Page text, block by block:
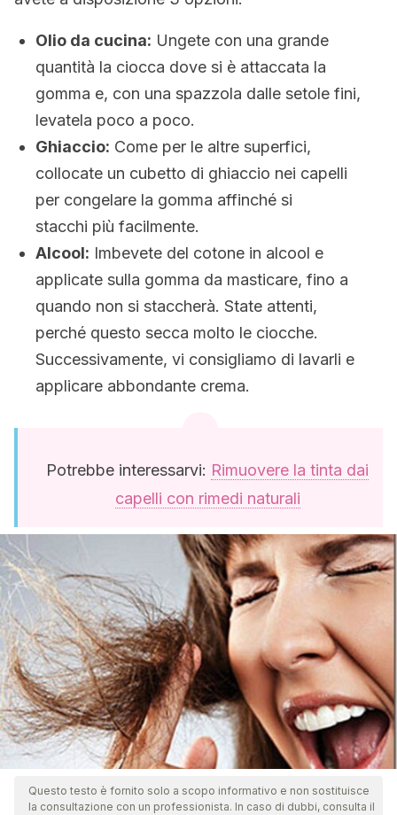
Olio da cucina: Ungete con una grande
quantità la ciocca dove si è attaccata la
gomma e, con una spazzola dalle setole fini,
levatela poco a poco.
Ghiaccio: Come per le altre superfici,
collocate un cubetto di ghiaccio nei capelli
per congelare la gomma affinché si
stacchi più facilmente.
Alcool: Imbevete del cotone in alcool e
applicate sulla gomma da masticare, fino a
quando non si staccherà. State attenti,
perché questo secca molto le ciocche.
Successivamente, vi consigliamo di lavarli e
applicare abbondante crema.
Potrebbe interessarvi: Rimuovere la tinta dai
capelli con rimedi naturali
Questo testo è fornito solo a scopo informativo e non sostituisce
la consultazione con un professionista. In caso di dubbi, consulta il